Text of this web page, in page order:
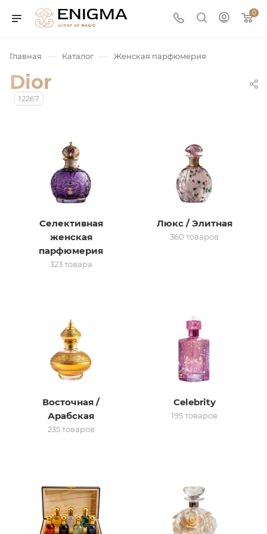
0
/ Нишевая
Главная — Каталог — Женская парфюмерия
Dior
12267
Селективная
женская
парфюмерия
323 товара
Люкс / Элитная
360 товаров
Восточная /
Арабская
235 товаров
Celebrity
195 товаров